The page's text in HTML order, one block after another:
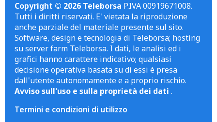
Copyright © 2026 Teleborsa P.IVA 00919671008.
Tutti i diritti riservati. E' vietata la riproduzione
anche parziale del materiale presente sul sito.
Software, design e tecnologia di Teleborsa; hosting
su server farm Teleborsa. I dati, le analisi ed i
grafici hanno carattere indicativo; qualsiasi
decisione operativa basata su di essi è presa
dall'utente autonomamente e a proprio rischio.
Avviso sull'uso e sulla proprietà dei dati .
Termini e condizioni di utilizzo